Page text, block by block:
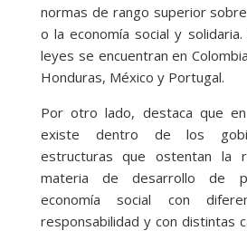
normas de rango superior
o la economía social y
leyes se encuentran en
Honduras, México y Portugal.
Por otro lado, destaca que
existe dentro de los
estructuras que ostentan la
materia de desarrollo de
economía social con
responsabilidad y con distintas